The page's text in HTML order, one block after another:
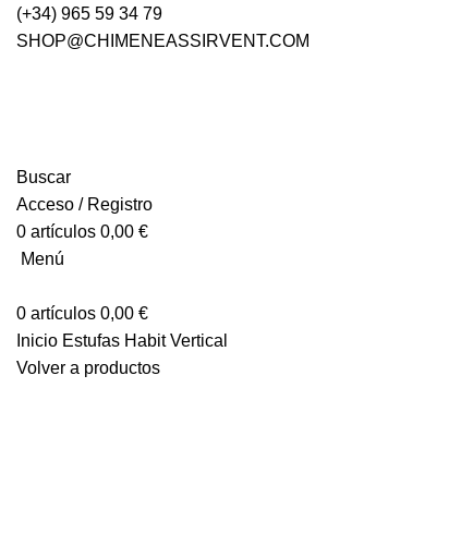
(+34) 965 59 34 79
SHOP@CHIMENEASSIRVENT.COM
Buscar
Acceso / Registro
0 artículos 0,00 €
Menú
0 artículos 0,00 €
Inicio Estufas Habit Vertical
Volver a productos